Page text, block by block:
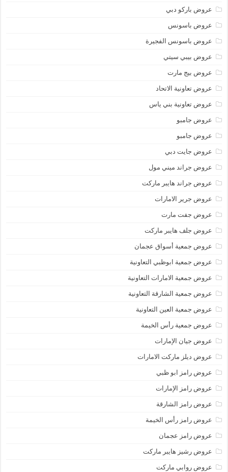
عروض باركو دبي
عروض باسونس
عروض باسونس الفجيرة
عروض بيبي سيتي
عروض بيج مارت
عروض تعاونية الاتحاد
عروض تعاونية بني ياس
عروض جامبو
عروض جامبو
عروض جايت دبي
عروض جراند ميني مول
عروض جراند هايبر ماركت
عروض جرير الامارات
عروض جفت مارت
عروض جلف هايبر ماركت
عروض جمعية أسواق عجمان
عروض جمعية ابوظبي التعاونية
عروض جمعية الامارات التعاونية
عروض جمعية الشارقة التعاونية
عروض جمعية العين التعاونية
عروض جمعية رأس الخيمة
عروض جيان الإمارات
عروض ديلز ماركت الامارات
عروض رامز ابو ظبي
عروض رامز الإمارات
عروض رامز الشارقة
عروض رامز رأس الخيمة
عروض رامز عجمان
عروض رشيز هايبر ماركت
عروض روابي ماركت